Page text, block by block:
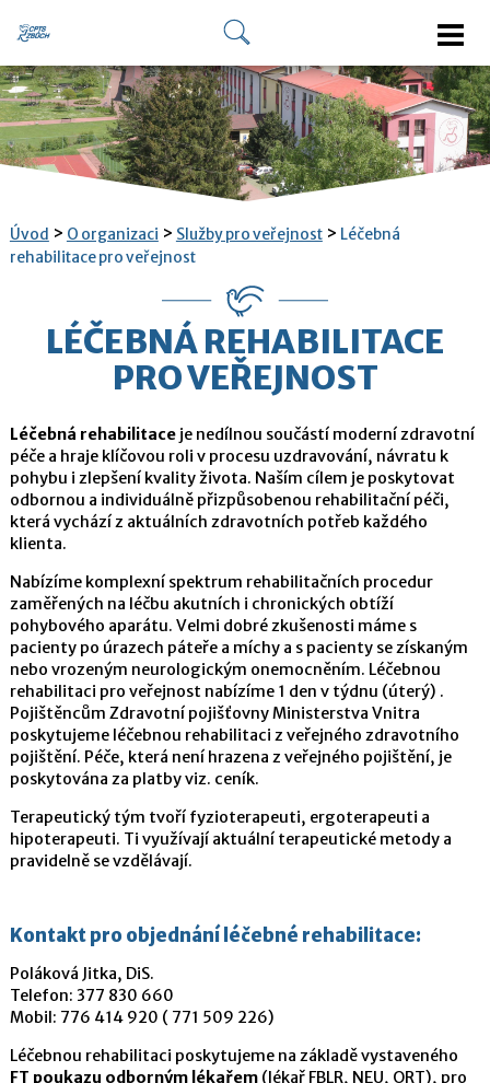
Úvod > O organizaci > Služby pro veřejnost> Léčebná
rehabilitace pro veřejnost
LÉČEBNÁ REHABILITACE
PRO VEŘEJNOST
Léčebná rehabilitaceje nedílnou součástí moderní zdravotní
péče a hraje klíčovou roli v procesu uzdravování, návratu k
pohybu i zlepšení kvality života. Naším cílem je poskytovat
odbornou a individuálně přizpůsobenou rehabilitační péči,
která vychází z aktuálních zdravotních potřeb každého
klienta.
Nabízíme komplexní spektrum rehabilitačních procedur
zaměřených na léčbu akutních i chronických obtíží
pohybového aparátu. Velmi dobré zkušenosti máme s
pacienty po úrazech páteře a míchy a s pacienty se získaným
nebo vrozeným neurologickým onemocněním. Léčebnou
rehabilitaci pro veřejnost nabízíme 1 den v týdnu (úterý) .
Pojištěncům Zdravotní pojišťovny Ministerstva Vnitra
poskytujeme léčebnou rehabilitaci z veřejného zdravotního
pojištění. Péče, která není hrazena z veřejného pojištění, je
poskytována za platby viz. ceník.
Terapeutický tým tvoří fyzioterapeuti, ergoterapeuti a
hipoterapeuti. Ti využívají aktuální terapeutické metody a
pravidelně se vzdělávají.
Kontakt pro objednání léčebné rehabilitace:
Poláková Jitka, DiS.
Telefon: 377 830 660
Mobil: 776 414 920 ( 771 509 226)
Léčebnou rehabilitaci poskytujeme na základě vystaveného
FT poukazu odborným lékařem(lékař FBLR, NEU, ORT), pro